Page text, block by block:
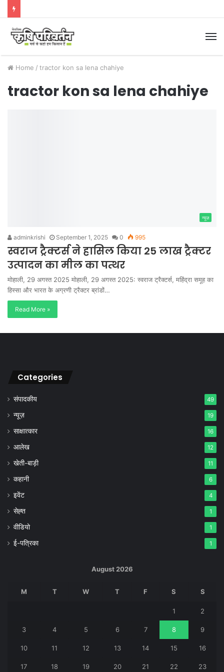
Home / tractor kon sa lena chahiye
tractor kon sa lena chahiye
न्यूज़
adminkrishi September 1, 2025 0 995
स्वराज ट्रैक्टर्स ने हासिल किया 25 लाख ट्रैक्टर
उत्पादन का मील का पत्थर
मोहाली, 29 अगस्त 2025 मोहाली, 29 अगस्त 2025: स्वराज ट्रैक्टर्स, महिंद्रा समूह का
हिस्सा और भारत के अग्रणी ट्रैक्टर ब्रांडों…
Read More »
Categories
संपादकीय 49
न्यूज़ 19
साक्षात्कार 16
आलेख 12
खेती-बाड़ी 11
कहानी 6
इवेंट 4
सेह्त 1
वीडियो 1
ई-पत्रिका 1
August 2026
M T W T F S S
1 2
3 4 5 6 7 8 9
10 11 12 13 14 15 16
17 18 19 20 21 22 23